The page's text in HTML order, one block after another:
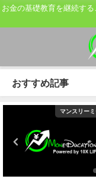
お金の基礎教育を継続す
おすすめ記事
マンスリー